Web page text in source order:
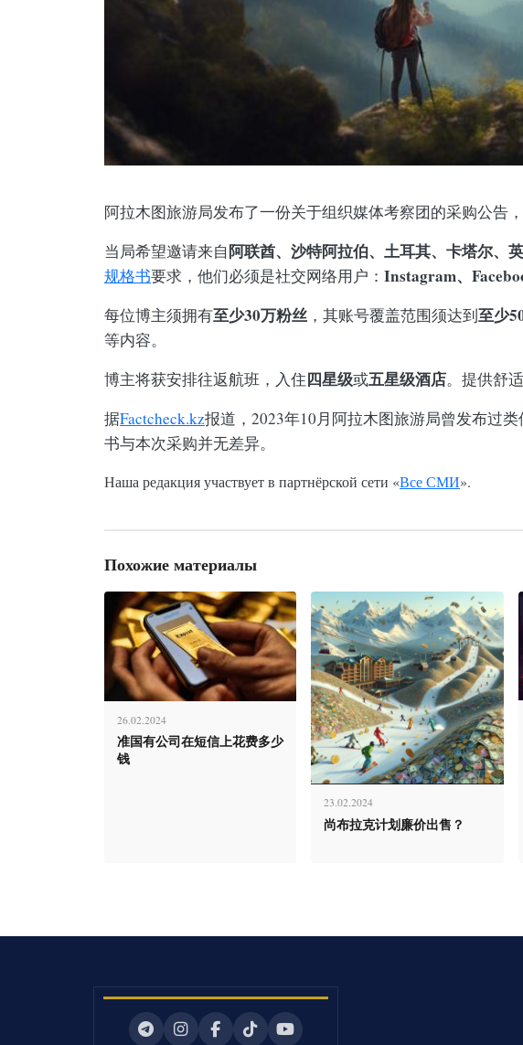
阿拉木图旅游局发布了一份关于组织媒体考察团的采购公告
当局希望邀请来自阿联酋、沙特阿拉伯、土耳其、卡塔尔、
规格书要求，他们必须是社交网络用户： Instagram、
每位博主须拥有至少30万粉丝 ，其账号覆盖范围须达到至少
等内容。
博主将获安排往返航班，入住四星级或五星级酒店。提供舒
据Factcheck.kz报道，2023年10月阿拉木图旅游局曾发布过
书与本次采购并无差异。
Наша редакция участвует в партнёрской сети «Все СМИ».
Похожие материалы
26.02.2024
准国有公司在短信上花费多少
钱
23.02.2024
尚布拉克计划廉价出售？